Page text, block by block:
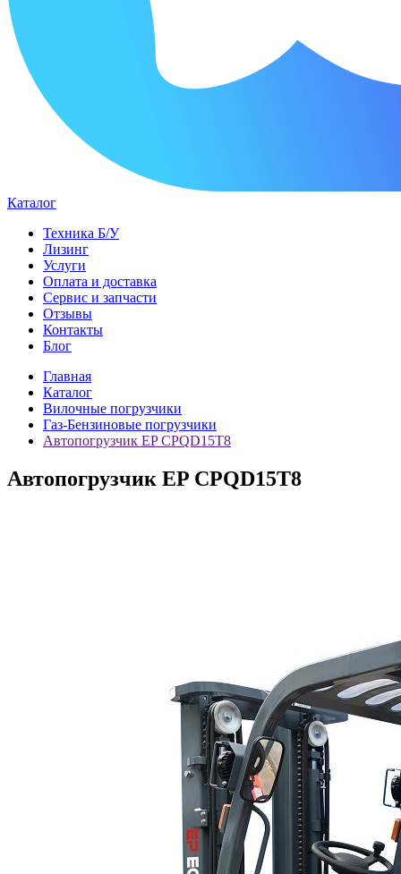
Каталог
Техника Б/У
Лизинг
Услуги
Оплата и доставка
Сервис и запчасти
Отзывы
Контакты
Блог
Главная
Каталог
Вилочные погрузчики
Газ-Бензиновые погрузчики
Автопогрузчик EP CPQD15T8
Автопогрузчик EP CPQD15T8